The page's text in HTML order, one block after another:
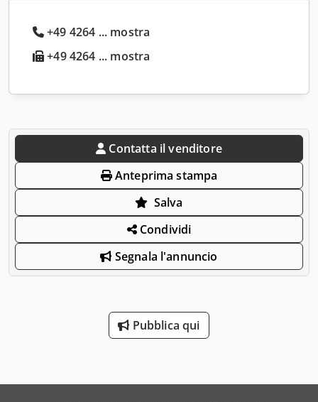
+49 4264 ... mostra
+49 4264 ... mostra
Contatta il venditore
Anteprima stampa
Salva
Condividi
Segnala l'annuncio
Pubblica qui